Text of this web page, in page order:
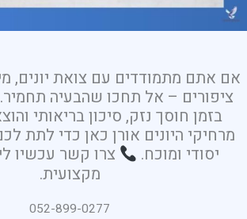
אם אתם מתמודדים עם צואת יונים,
ציפורים – אל תחכו שהבעיה
בזמן חוסך נזק, סיכון בריאותי
מרחיקי היונים אורן כאן כדי לתת
יסודי ומוכח.
צרו קשר עכשיו
מקצועית.
052-899-0277